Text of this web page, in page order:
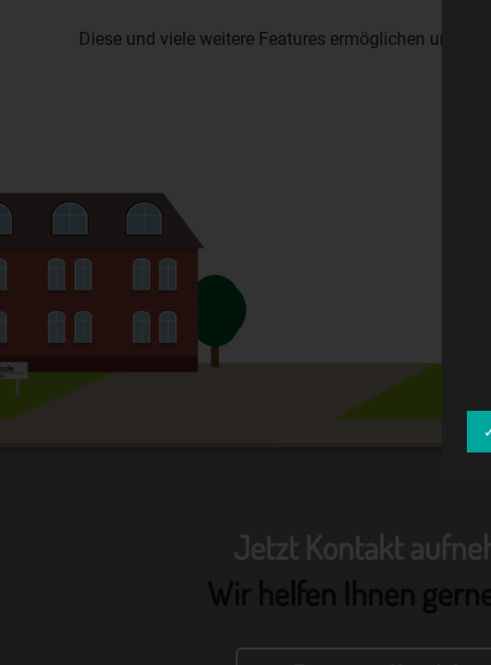
Diese und viele weitere Features ermöglichen uns
Jetzt Kontakt